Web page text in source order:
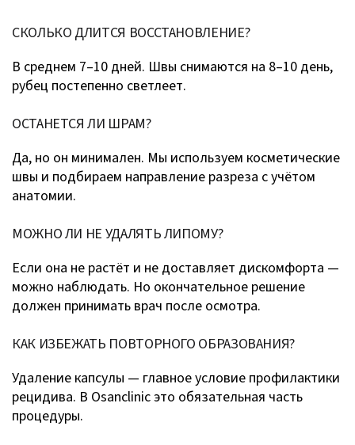
СКОЛЬКО ДЛИТСЯ ВОССТАНОВЛЕНИЕ?
В среднем 7–10 дней. Швы снимаются на 8–10 день,
рубец постепенно светлеет.
ОСТАНЕТСЯ ЛИ ШРАМ?
Да, но он минимален. Мы используем косметические
швы и подбираем направление разреза с учётом
анатомии.
МОЖНО ЛИ НЕ УДАЛЯТЬ ЛИПОМУ?
Если она не растёт и не доставляет дискомфорта —
можно наблюдать. Но окончательное решение
должен принимать врач после осмотра.
КАК ИЗБЕЖАТЬ ПОВТОРНОГО ОБРАЗОВАНИЯ?
Удаление капсулы — главное условие профилактики
рецидива. В Osanclinic это обязательная часть
процедуры.